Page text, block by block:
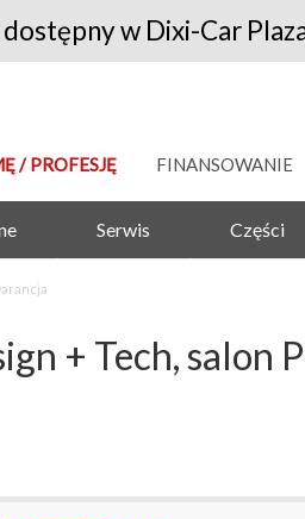
w Dixi-Car
/ PROFESJĘ FINANSOWANIE
Serwis Części
+ Tech, salon